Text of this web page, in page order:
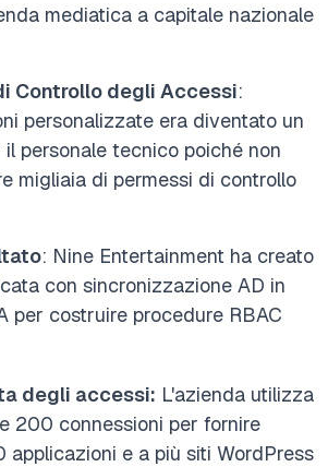
mediatica a capitale nazionale
Controllo degli Accessi:
personalizzate era diventato un
personale tecnico poiché non
migliaia di permessi di controllo
: Nine Entertainment ha creato
con sincronizzazione AD in
per costruire procedure RBAC
degli accessi: L'azienda utilizza
200 connessioni per fornire
applicazioni e a più siti WordPress